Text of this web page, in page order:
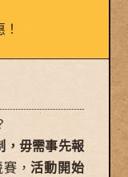
，毋需事先報
賽，活動開始